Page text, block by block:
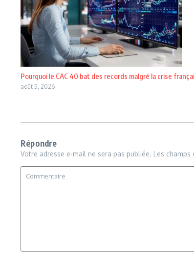
Pourquoi le CAC 40 bat des records malgré la crise
août 5, 2026
Répondre
Votre adresse e-mail ne sera pas publiée. Les